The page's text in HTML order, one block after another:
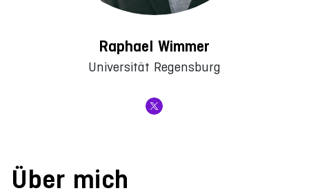
Raphael Wimmer
Universität Regensburg
Über mich